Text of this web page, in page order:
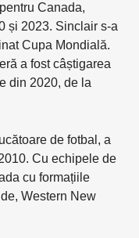
Canada,
și 2023. Sinclair s-a
Cupa Mondială.
a fost câștigarea
din 2020, de la
de fotbal, a
Cu echipele de
cu formațiile
Western New